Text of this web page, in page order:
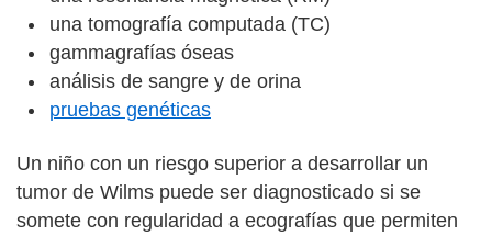
una tomografía computada (TC)
gammagrafías óseas
análisis de sangre y de orina
pruebas genéticas
Un niño con un riesgo superior a desarrollar un
tumor de Wilms puede ser diagnosticado si se
somete con regularidad a ecografías que permiten